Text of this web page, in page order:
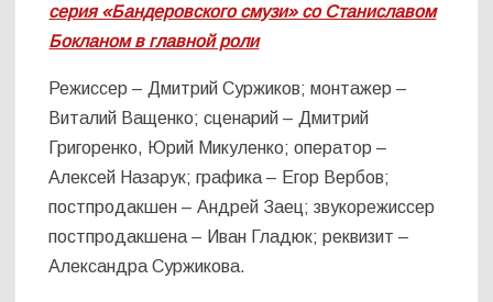
серия «Бандеровского смузи» со Станиславом
Бокланом в главной роли
Режиссер – Дмитрий Суржиков; монтажер –
Виталий Ващенко; сценарий – Дмитрий
Григоренко, Юрий Микуленко; оператор –
Алексей Назарук; графика – Егор Вербов;
постпродакшен – Андрей Заец; звукорежиссер
постпродакшена – Иван Гладюк; реквизит –
Александра Суржикова.